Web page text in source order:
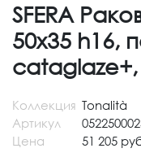
SFERA
50х35 h16,
Коллекция Tonalità
Артикул
Цена
51 205